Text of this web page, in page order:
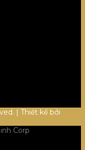
| Thiết kế bởi